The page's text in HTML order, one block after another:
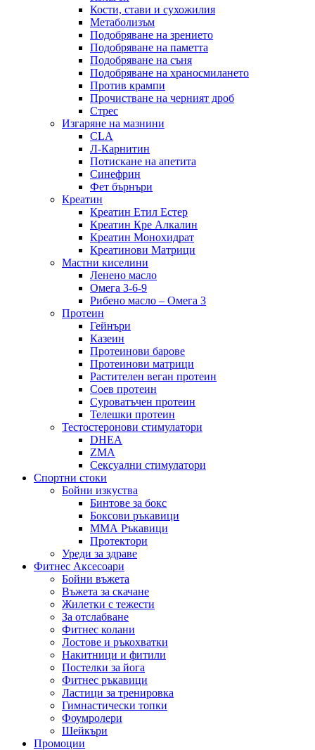
Кости, стави и сухожилия
Метаболизъм
Подобряване на зрението
Подобряване на паметта
Подобряване на съня
Подобряване на храносмилането
Против крампи
Прочистване на черният дроб
Стрес
Изгаряне на мазнини
CLA
Л-Карнитин
Потискане на апетита
Синефрин
Фет бърнъри
Креатин
Креатин Етил Естер
Креатин Кре Алкалин
Креатин Монохидрат
Креатинови Матрици
Мастни киселини
Ленено масло
Омега 3-6-9
Рибено масло – Омега 3
Протеин
Гейнъри
Казеин
Протеинови барове
Протеинови матрици
Растителен веган протеин
Соев протеин
Суроватъчен протеин
Телешки протеин
Тестостеронови стимулатори
DHEA
ZMA
Сексуални стимулатори
Спортни стоки
Бойни изкуства
Бинтове за бокс
Боксови ръкавици
ММА Ръкавици
Протектори
Уреди за здраве
Фитнес Аксесоари
Бойни въжета
Въжета за скачане
Жилетки с тежести
За отслабване
Фитнес колани
Лостове и ръкохватки
Накитници и фитили
Постелки за йога
Фитнес ръкавици
Ластици за тренировка
Гимнастически топки
Фоумролери
Шейкъри
Промоции